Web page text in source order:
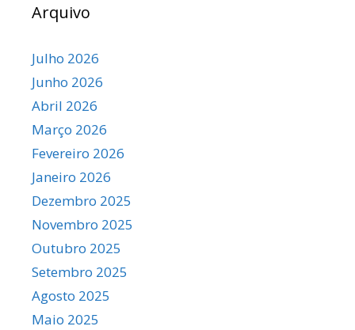
Arquivo
Julho 2026
Junho 2026
Abril 2026
Março 2026
Fevereiro 2026
Janeiro 2026
Dezembro 2025
Novembro 2025
Outubro 2025
Setembro 2025
Agosto 2025
Maio 2025